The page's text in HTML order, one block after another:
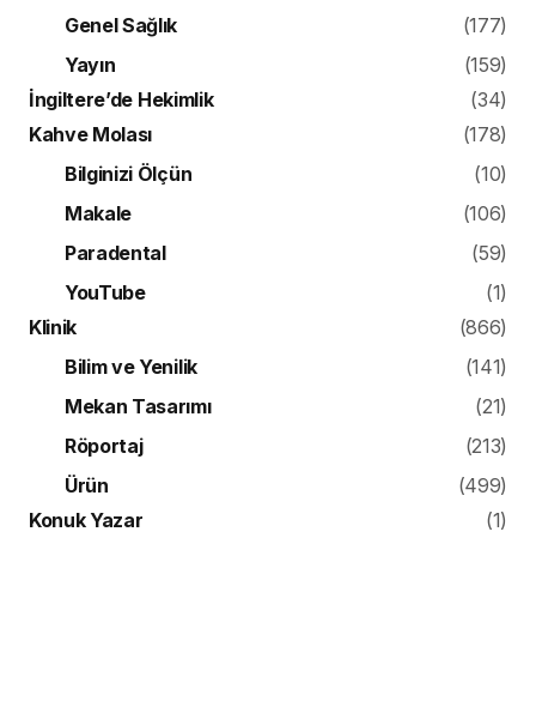
Genel Sağlık
(177)
Yayın
(159)
İngiltere’de Hekimlik
(34)
Kahve Molası
(178)
Bilginizi Ölçün
(10)
Makale
(106)
Paradental
(59)
YouTube
(1)
Klinik
(866)
Bilim ve Yenilik
(141)
Mekan Tasarımı
(21)
Röportaj
(213)
Ürün
(499)
Konuk Yazar
(1)